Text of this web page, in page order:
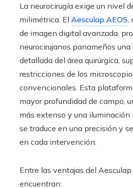
La neurocirugía exige un nivel
milimétrica. El Aesculap AEOS,
de imagen digital avanzada,
neurocirujanos panameños
detallada del área quirúrgica,
restricciones de los
convencionales. Esta
mayor profundidad de campo,
más extenso y una iluminación
se traduce en una precisión y
en cada intervención.
Entre las ventajas del Aesculap
encuentran: